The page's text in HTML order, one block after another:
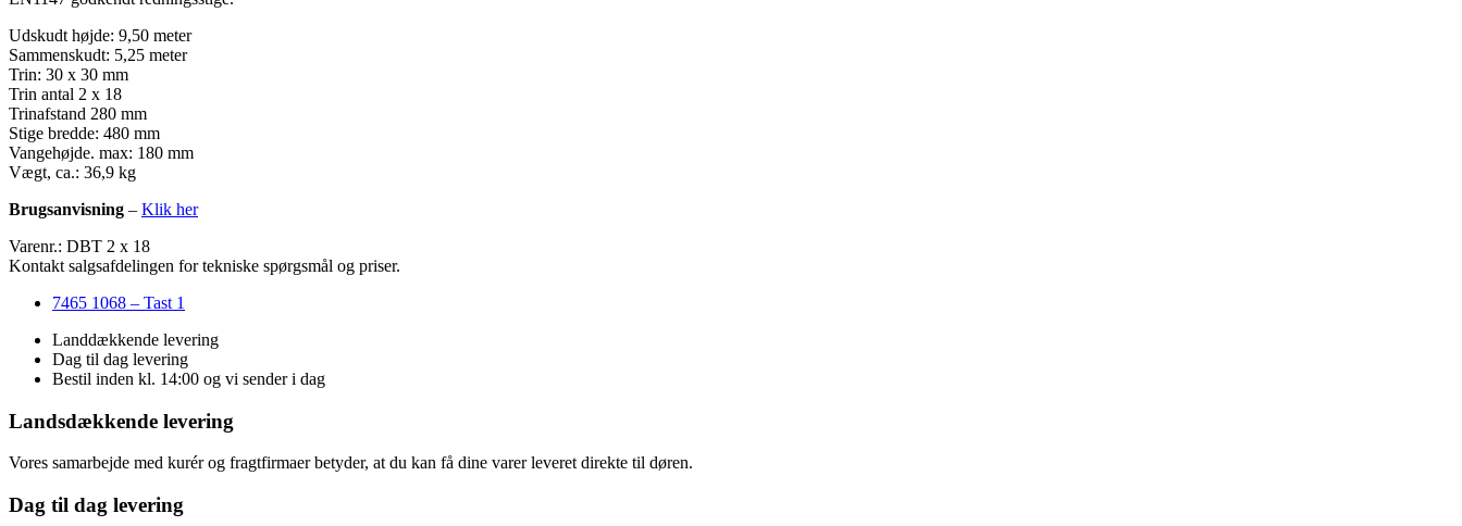
Udskudt højde: 9,50 meter
Sammenskudt: 5,25 meter
Trin: 30 x 30 mm
Trin antal 2 x 18
Trinafstand 280 mm
Stige bredde: 480 mm
Vangehøjde. max: 180 mm
Vægt, ca.: 36,9 kg
Brugsanvisning – Klik her
Varenr.: DBT 2 x 18
Kontakt salgsafdelingen for tekniske spørgsmål og priser.
7465 1068 – Tast 1
Landdækkende levering
Dag til dag levering
Bestil inden kl. 14:00 og vi sender i dag
Landsdækkende levering
Vores samarbejde med kurér og fragtfirmaer betyder, at du kan få dine varer leveret direkte til døren.
Dag til dag levering